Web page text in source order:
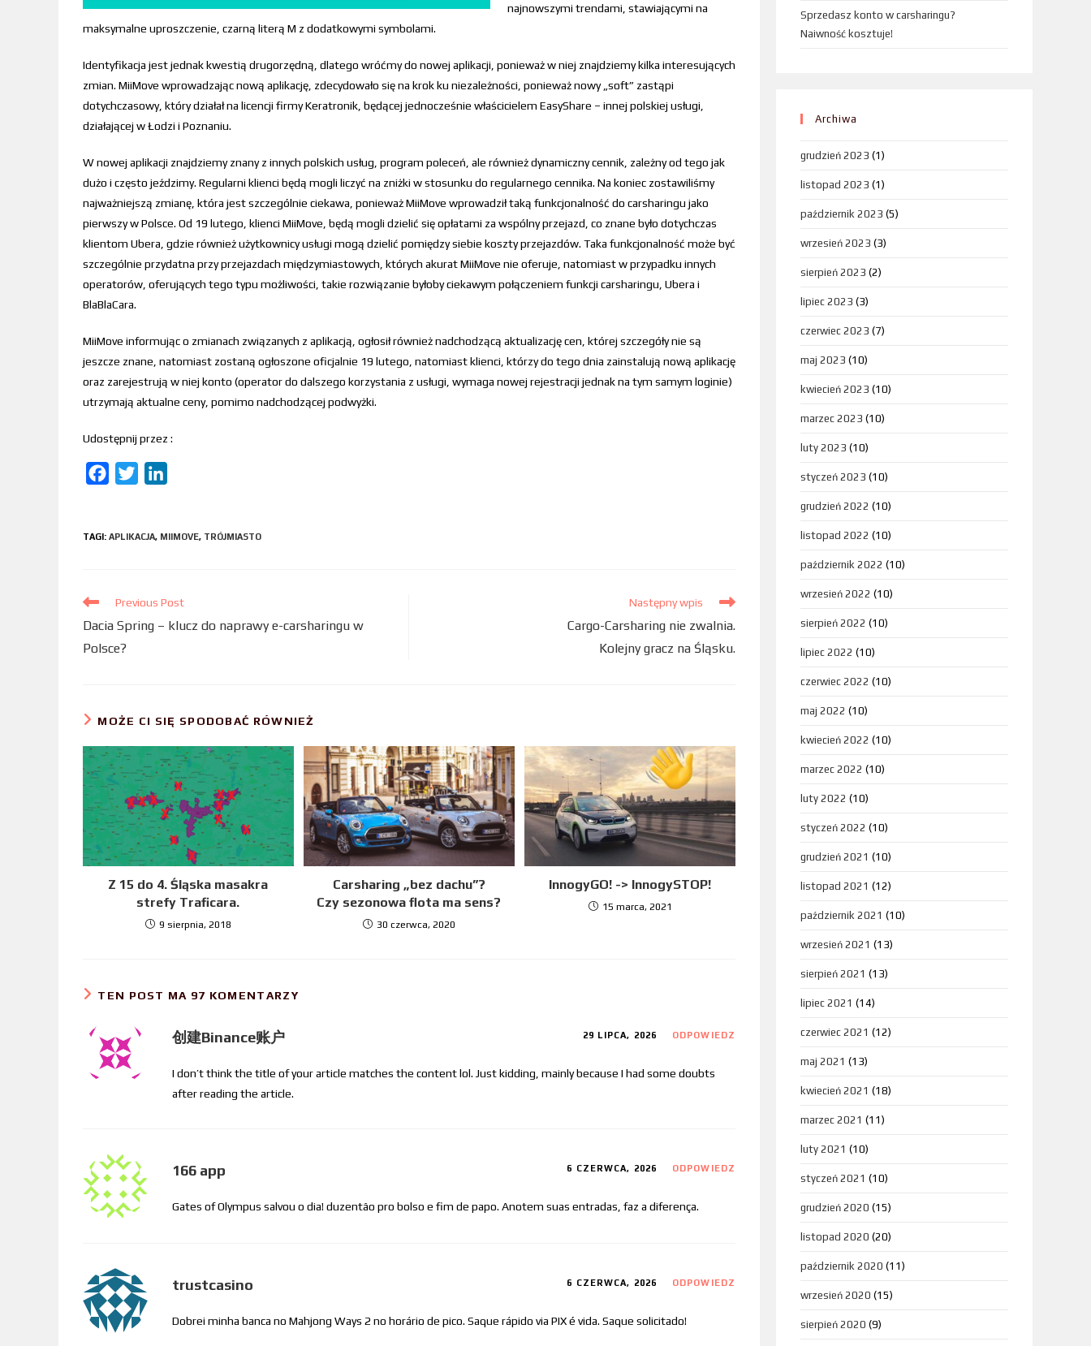
najnowszymi trendami, stawiającymi na
maksymalne uproszczenie, czarną literą M z dodatkowymi symbolami.
Identyfikacja jest jednak kwestią drugorzędną, dlatego wróćmy do nowej aplikacji, ponieważ w niej znajdziemy kilka interesujących
zmian. MiiMove wprowadzając nową aplikację, zdecydowało się na krok ku niezależności, ponieważ nowy „soft” zastąpi
dotychczasowy, który działał na licencji firmy Keratronik, będącej jednocześnie właścicielem EasyShare – innej polskiej usługi,
działającej w Łodzi i Poznaniu.
W nowej aplikacji znajdziemy znany z innych polskich usług, program poleceń, ale również dynamiczny cennik, zależny od tego jak
dużo i często jeździmy. Regularni klienci będą mogli liczyć na zniżki w stosunku do regularnego cennika. Na koniec zostawiliśmy
najważniejszą zmianę, która jest szczególnie ciekawa, ponieważ MiiMove wprowadził taką funkcjonalność do carsharingu jako
pierwszy w Polsce. Od 19 lutego, klienci MiiMove, będą mogli dzielić się opłatami za wspólny przejazd, co znane było dotychczas
klientom Ubera, gdzie również użytkownicy usługi mogą dzielić pomiędzy siebie koszty przejazdów. Taka funkcjonalność może być
szczególnie przydatna przy przejazdach międzymiastowych, których akurat MiiMove nie oferuje, natomiast w przypadku innych
operatorów, oferujących tego typu możliwości, takie rozwiązanie byłoby ciekawym połączeniem funkcji carsharingu, Ubera i
BlaBlaCara.
MiiMove informując o zmianach związanych z aplikacją, ogłosił również nadchodzącą aktualizację cen, której szczegóły nie są
jeszcze znane, natomiast zostaną ogłoszone oficjalnie 19 lutego, natomiast klienci, którzy do tego dnia zainstalują nową aplikację
oraz zarejestrują w niej konto (operator do dalszego korzystania z usługi, wymaga nowej rejestracji jednak na tym samym loginie)
utrzymają aktualne ceny, pomimo nadchodzącej podwyżki.
Udostępnij przez :
e
o
k
t
r
k
I
n
TAGI: APLIKACJA, MIIMOVE, TRÓJMIASTO
Previous Post
Dacia Spring – klucz do naprawy e-carsharingu w
Polsce?
Następny wpis
Cargo-Carsharing nie zwalnia.
Kolejny gracz na Śląsku.
MOŻE CI SIĘ SPODOBAĆ RÓWNIEŻ
Z 15 do 4. Śląska masakra
strefy Traficara.
9 sierpnia, 2018
Carsharing „bez dachu”?
Czy sezonowa flota ma sens?
30 czerwca, 2020
InnogyGO! -> InnogySTOP!
15 marca, 2021
TEN POST MA 97 KOMENTARZY
创建Binance账户 29 LIPCA, 2026 ODPOWIEDZ
I don’t think the title of your article matches the content lol. Just kidding, mainly because I had some doubts
after reading the article.
166 app 6 CZERWCA, 2026 ODPOWIEDZ
Gates of Olympus salvou o dia! duzentão pro bolso e fim de papo. Anotem suas entradas, faz a diferença.
trustcasino 6 CZERWCA, 2026 ODPOWIEDZ
Dobrei minha banca no Mahjong Ways 2 no horário de pico. Saque rápido via PIX é vida. Saque solicitado!
Sprzedasz konto w carsharingu?
Naiwność kosztuje!
Archiwa
grudzień 2023 (1)
listopad 2023 (1)
październik 2023 (5)
wrzesień 2023 (3)
sierpień 2023 (2)
lipiec 2023 (3)
czerwiec 2023 (7)
maj 2023 (10)
kwiecień 2023 (10)
marzec 2023 (10)
luty 2023 (10)
styczeń 2023 (10)
grudzień 2022 (10)
listopad 2022 (10)
październik 2022 (10)
wrzesień 2022 (10)
sierpień 2022 (10)
lipiec 2022 (10)
czerwiec 2022 (10)
maj 2022 (10)
kwiecień 2022 (10)
marzec 2022 (10)
luty 2022 (10)
styczeń 2022 (10)
grudzień 2021 (10)
listopad 2021 (12)
październik 2021 (10)
wrzesień 2021 (13)
sierpień 2021 (13)
lipiec 2021 (14)
czerwiec 2021 (12)
maj 2021 (13)
kwiecień 2021 (18)
marzec 2021 (11)
luty 2021 (10)
styczeń 2021 (10)
grudzień 2020 (15)
listopad 2020 (20)
październik 2020 (11)
wrzesień 2020 (15)
sierpień 2020 (9)